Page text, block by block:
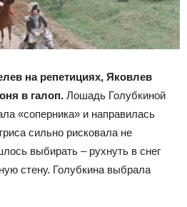
на репетициях, Яковлев
в галоп. Лошадь Голубкиной
«соперника» и направилась
сильно рисковала не
выбирать – рухнуть в снег
стену. Голубкина выбрала